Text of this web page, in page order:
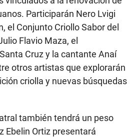
Participarán Nero Lvigi
el Conjunto Criollo Sabor del
Flavio Maza, el
Cruz y la cantante Anaí
otros artistas que explorarán
criolla y nuevas búsquedas
también tendrá un peso
Ebelin Ortiz presentará